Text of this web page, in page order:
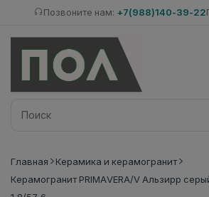
Позвоните нам: +7(988)140-39-22
Главная
Керамика и керамогранит
Керамогранит PRIMAVERA/V Альзирр